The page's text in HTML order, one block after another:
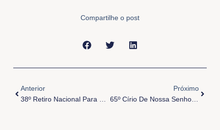
Compartilhe o post
Anterior
38º Retiro Nacional Para Seminaristas
Próximo
65º Círio De Nossa Senhora Das Graças